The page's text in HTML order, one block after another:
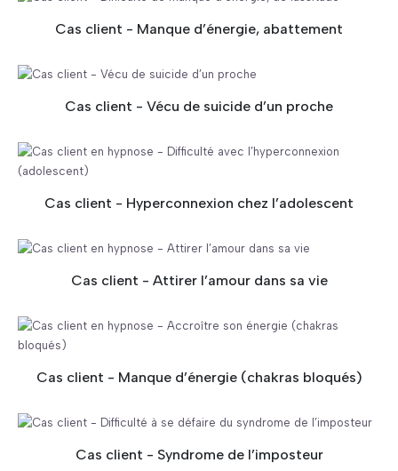
Cas client - Manque d’énergie, abattement
Cas client - Vécu de suicide d’un proche
Cas client - Hyperconnexion chez l’adolescent
Cas client - Attirer l’amour dans sa vie
Cas client - Manque d’énergie (chakras bloqués)
Cas client - Syndrome de l’imposteur